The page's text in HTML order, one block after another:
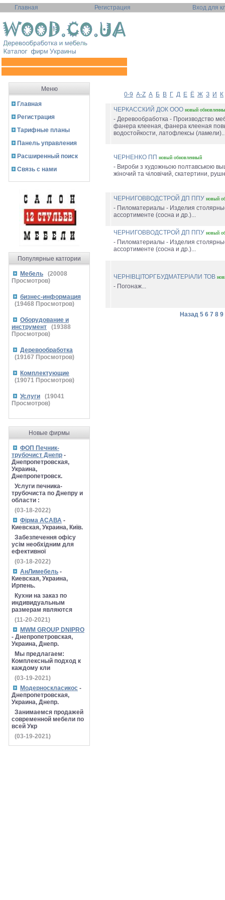
Главная Регистрация Вход для
Меню
Главная
Регистрация
Тарифные планы
Панель управления
Расширенный поиск
Связь с нами
Популярные катгории
Мебель (20008
Просмотров)
бизнес-информация
(19468 Просмотров)
Оборудование и
инструмент
(19388
Просмотров)
Деревообработка
(19167 Просмотров)
Комплектующие
(19071 Просмотров)
Услуги (19041
Просмотров)
Новые фирмы
ФОП Печник-
трубочист Днепр -
Днепропетровская,
Украина,
Днепропетровск.
Услуги печника-
трубочиста по Днепру и
области :
(03-18-2022)
Фірма АСАВА -
Киевская, Украина, Київ.
Забезпечення офісу
усім необхідним для
ефективної
(03-18-2022)
АнЛимебель -
Киевская, Украина,
Ирпень.
Кухни на заказ по
индивидуальным
размерам являются
(11-20-2021)
MWM GROUP DNIPRO
- Днепропетровская,
Украина, Днепр.
Мы предлагаем:
Комплексный подход к
каждому кли
(03-19-2021)
Модерноскласикос -
Днепропетровская,
Украина, Днепр.
Занимаемся продажей
современной мебели по
всей Укр
(03-19-2021)
0-9 A-Z А Б В Г Д Е Ё Ж З И К
ЧЕРКАССКИЙ ДОК ООО новый
- Деревообработка - Производство
фанера клееная, фанера клееная
водостойкости, латофлексы
ЧЕРНЕНКО ПП новый обновленный
- Вироби з художньою полтавською
жіночий та чіловічий, скатертини,
ЧЕРНИГОВВОДСТРОЙ ДП ППУ новый
- Пиломатериалы - Изделия
ассортименте (сосна и др.)...
ЧЕРНИГОВВОДСТРОЙ ДП ППУ новый
- Пиломатериалы - Изделия
ассортименте (сосна и др.)...
ЧЕРНІВЦІТОРГБУДМАТЕРІАЛИ ТОВ
- Погонаж...
Назад 5 6 7 8 9